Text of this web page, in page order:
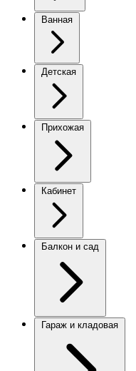
Ванная
Детская
Прихожая
Кабинет
Балкон и сад
Гараж и кладовая